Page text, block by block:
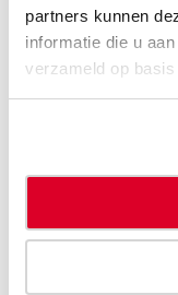
partners kunnen
informatie die u
verzameld op
gebruik van
gebruik ervan.
koolstof bij de
effectief meer te
Onze
chemiesector
technologieën